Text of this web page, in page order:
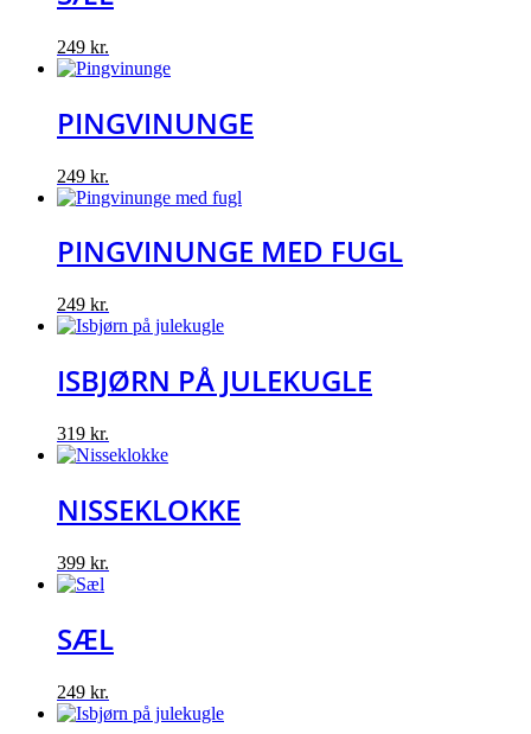
249 kr.
PINGVINUNGE
249 kr.
PINGVINUNGE MED FUGL
249 kr.
ISBJØRN PÅ JULEKUGLE
319 kr.
NISSEKLOKKE
399 kr.
SÆL
249 kr.